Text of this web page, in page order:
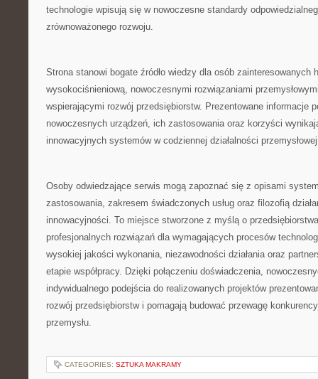
technologie wpisują się w nowoczesne standardy
zrównoważonego rozwoju.
Strona stanowi bogate źródło wiedzy dla osób zainteresowanych
wysokociśnieniową, nowoczesnymi rozwiązaniami
wspierającymi rozwój przedsiębiorstw. Prezentowane informacje
nowoczesnych urządzeń, ich zastosowania oraz korzyści
innowacyjnych systemów w codziennej działalności
Osoby odwiedzające serwis mogą zapoznać się z opisami
zastosowania, zakresem świadczonych usług oraz filozofią
innowacyjności. To miejsce stworzone z myślą o
profesjonalnych rozwiązań dla wymagających procesów
wysokiej jakości wykonania, niezawodności działania oraz
etapie współpracy. Dzięki połączeniu doświadczenia,
indywidualnego podejścia do realizowanych projektów
rozwój przedsiębiorstw i pomagają budować przewagę
przemysłu.
CATEGORIES: SZTUKA MAKRAMY